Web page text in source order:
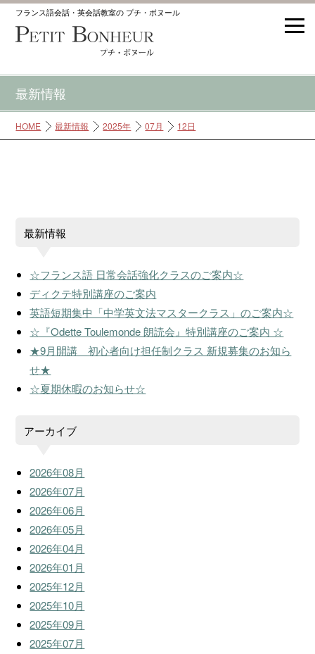
フランス語会話・英会話教室の プチ・ボヌール
最新情報
HOME 最新情報 2025年 07月 12日
最新情報
☆フランス語 日常会話強化クラスのご案内☆
ディクテ特別講座のご案内
英語短期集中「中学英文法マスタークラス」のご案内☆
☆『Odette Toulemonde 朗読会』特別講座のご案内 ☆
★9月開講 初心者向け担任制クラス 新規募集のお知ら
せ★
☆夏期休暇のお知らせ☆
アーカイブ
2026年08月
2026年07月
2026年06月
2026年05月
2026年04月
2026年01月
2025年12月
2025年10月
2025年09月
2025年07月